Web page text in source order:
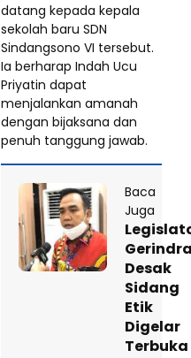
datang kepada kepala
sekolah baru SDN
Sindangsono VI tersebut.
Ia berharap Indah Ucu
Priyatin dapat
menjalankan amanah
dengan bijaksana dan
penuh tanggung jawab.
Baca
Juga
Desak
Sidang
Etik
Digelar
Terbuka